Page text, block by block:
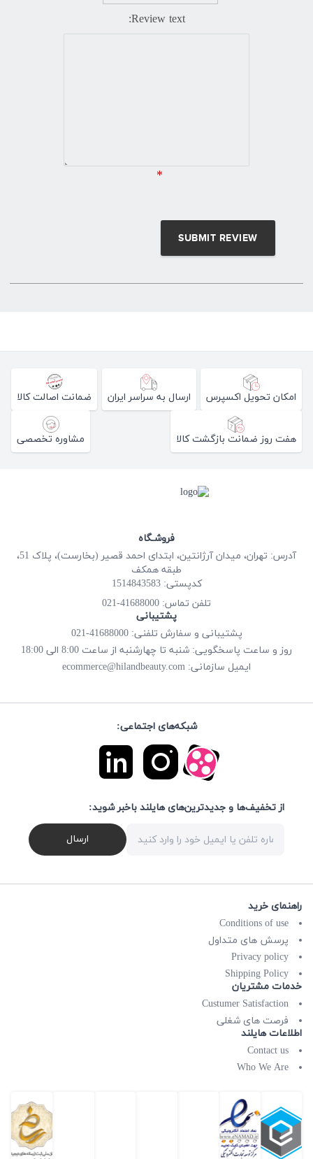
Review text:
*
امکان تحویل اکسپرس ارسال به سراسر ایران ضمانت اصالت کالا
هفت روز ضمانت بازگشت کالا مشاوره تخصصی
فروشـگاه
آدرس: تهران، میدان آرژانتین، ابتدای احمد قصیر (بخارست)، پلاک 51،
طبقه همکف
کدپستی: 1514843583
تلفن تماس: 41688000-021
پشتیبانی
پشتیبانی و سفارش تلفنی: 41688000-021
روز و ساعت پاسخگویی: شنبه تا چهارشنبه از ساعت 8:00 الی 18:00
ایمیل سازمانی: ecommerce@hilandbeauty.com
شبکه‌های اجتماعی:
از تخفیف‌ها و جدیدترین‌های هایلند باخبر شوید:
ارسال
راهنمای خرید
Conditions of use
پرسش های متداول
Privacy policy
Shipping Policy
خدمات مشتریان
Custumer Satisfaction
فرصت های شغلی
اطلاعات هایلند
Contact us
Who We Are